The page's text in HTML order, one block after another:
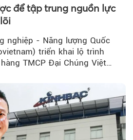
để tập trung nguồn lực
nghiệp - Năng lượng Quốc
triển khai lộ trình
TMCP Đại Chúng Việt